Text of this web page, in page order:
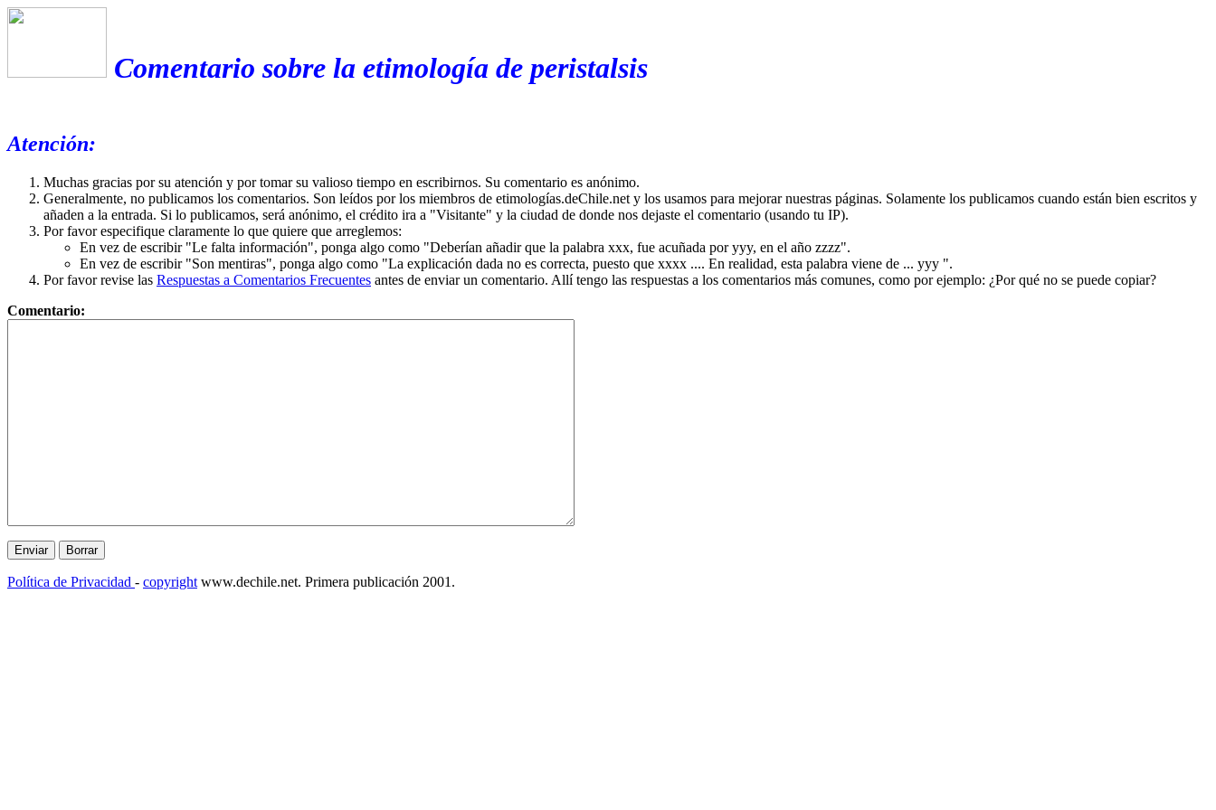
Comentario sobre la etimología de peristalsis
Atención:
Muchas gracias por su atención y por tomar su valioso tiempo en escribirnos. Su comentario es anónimo.
Generalmente, no publicamos los comentarios. Son leídos por los miembros de etimologías.deChile.net y los usamos para mejorar nuestras páginas. Solamente los publicamos cuando están bien escritos y
añaden a la entrada. Si lo publicamos, será anónimo, el crédito ira a "Visitante" y la ciudad de donde nos dejaste el comentario (usando tu IP).
Por favor especifique claramente lo que quiere que arreglemos:
En vez de escribir "Le falta información", ponga algo como "Deberían añadir que la palabra xxx, fue acuñada por yyy, en el año zzzz".
En vez de escribir "Son mentiras", ponga algo como "La explicación dada no es correcta, puesto que xxxx .... En realidad, esta palabra viene de ... yyy ".
Por favor revise las Respuestas a Comentarios Frecuentes antes de enviar un comentario. Allí tengo las respuestas a los comentarios más comunes, como por ejemplo: ¿Por qué no se puede copiar?
Comentario:
Política de Privacidad - copyright www.dechile.net. Primera publicación 2001.